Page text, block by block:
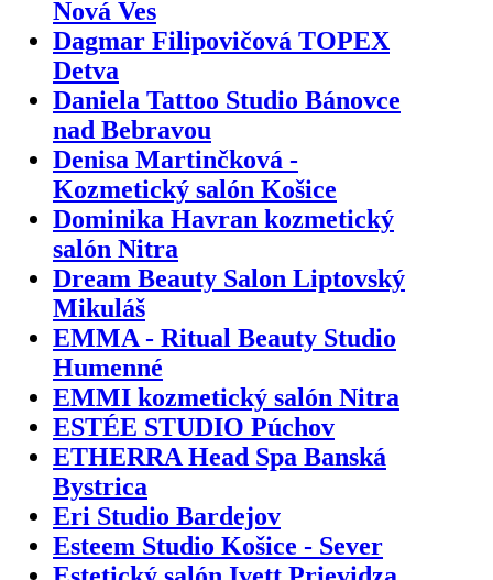
Nová Ves
Dagmar Filipovičová TOPEX
Detva
Daniela Tattoo Studio Bánovce
nad Bebravou
Denisa Martinčková -
Kozmetický salón Košice
Dominika Havran kozmetický
salón Nitra
Dream Beauty Salon Liptovský
Mikuláš
EMMA - Ritual Beauty Studio
Humenné
EMMI kozmetický salón Nitra
ESTÉE STUDIO Púchov
ETHERRA Head Spa Banská
Bystrica
Eri Studio Bardejov
Esteem Studio Košice - Sever